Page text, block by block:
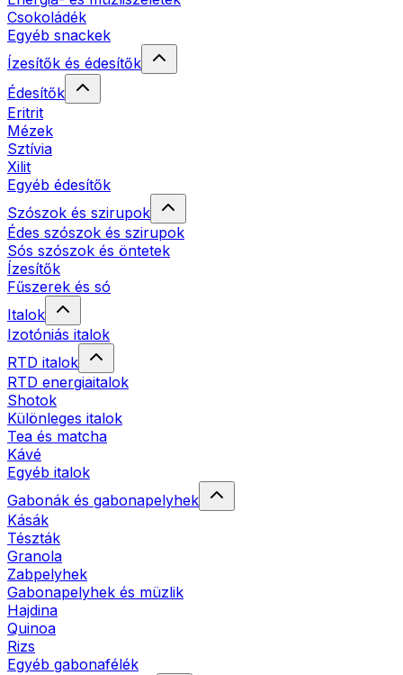
Csokoládék
Egyéb snackek
Ízesítők és édesítők
Édesítők
Eritrit
Mézek
Sztívia
Xilit
Egyéb édesítők
Szószok és szirupok
Édes szószok és szirupok
Sós szószok és öntetek
Ízesítők
Fűszerek és só
Italok
Izotóniás italok
RTD italok
RTD energiaitalok
Shotok
Különleges italok
Tea és matcha
Kávé
Egyéb italok
Gabonák és gabonapelyhek
Kásák
Tészták
Granola
Zabpelyhek
Gabonapelyhek és müzlik
Hajdina
Quinoa
Rizs
Egyéb gabonafélék